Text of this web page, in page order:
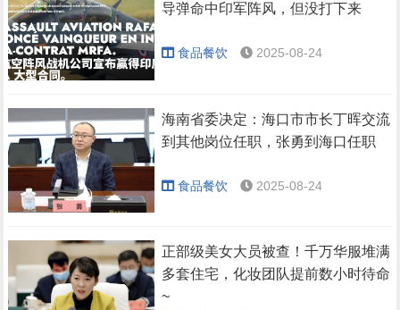
导弹命中印军阵风，但没打下来
食品餐饮 2025-08-24
海南省委决定：海口市市长丁晖交流
到其他岗位任职，张勇到海口任职
食品餐饮 2025-08-24
正部级美女大员被查！千万华服堆满
多套住宅，化妆团队提前数小时待命
~